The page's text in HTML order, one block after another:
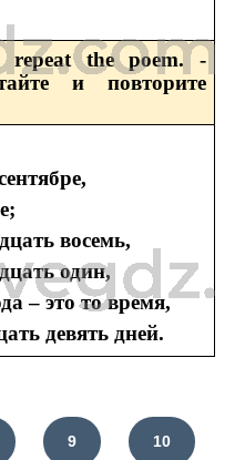
repeat the poem. -
и повторите
восемь,
один,
– это то время,
девять дней.
9 10